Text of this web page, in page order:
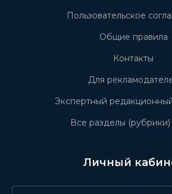
Пользовательское
Общие правила
Контакты
Для
Экспертный
Все разделы (рубрики)
Личный